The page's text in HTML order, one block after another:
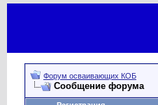
Форум осваивающих КОБ
Сообщение форума